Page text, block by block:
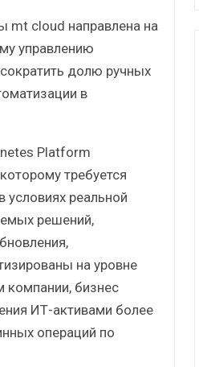
mt cloud направлена на
управлению
долю ручных
в
Platform
требуется
условиях реальной
решений,
на уровне
компании, бизнес
ИТ-активами более
операций по